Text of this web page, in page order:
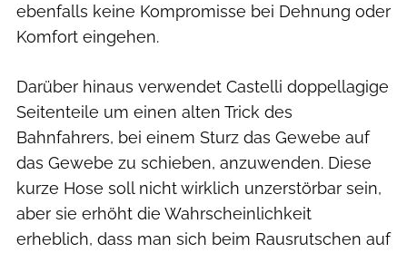
ebenfalls keine Kompromisse bei Dehnung oder
Komfort eingehen.
Darüber hinaus verwendet Castelli doppellagige
Seitenteile um einen alten Trick des
Bahnfahrers, bei einem Sturz das Gewebe auf
das Gewebe zu schieben, anzuwenden. Diese
kurze Hose soll nicht wirklich unzerstörbar sein,
aber sie erhöht die Wahrscheinlichkeit
erheblich, dass man sich beim Rausrutschen auf